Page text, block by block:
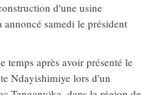
d'une usine
samedi le président
après avoir présenté le
Ndayishimiye lors d'un